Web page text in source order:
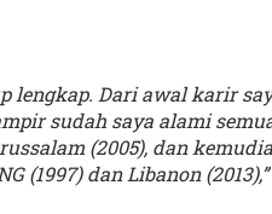
lengkap. Dari awal karir
sudah saya alami
(2005), dan
(1997) dan Libanon